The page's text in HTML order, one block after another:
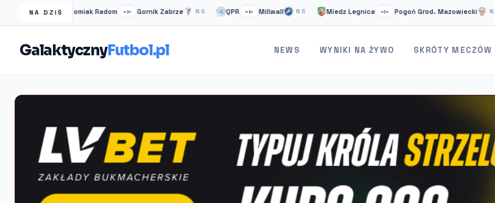
NA DZIŚ
Radomiak Radom –:– Gornik Zabrze NS QPR –:– Millwall NS Miedz Legnica –:– Pogoń Grod. Mazowiecki NS
GalaktycznyFutbol.pl NEWS WYNIKI NA ŻYWO SKRÓTY MECZÓW